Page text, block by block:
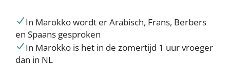
In Marokko wordt er Arabisch, Frans, Berbers
en Spaans gesproken
In Marokko is het in de zomertijd 1 uur vroeger
dan in NL